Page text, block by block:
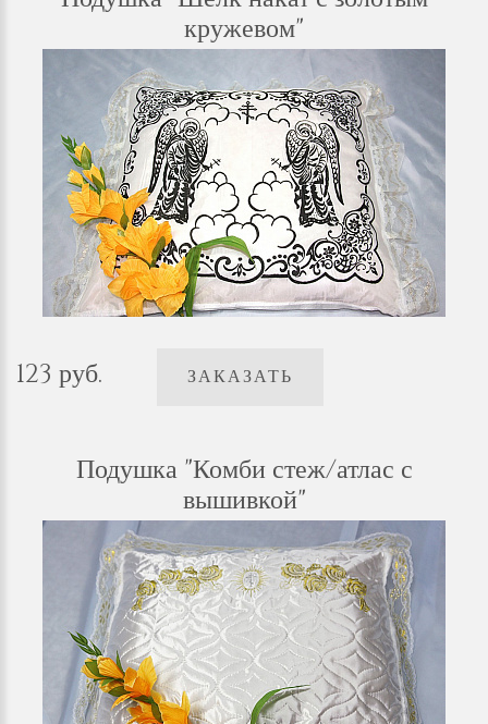
кружевом"
123 руб. ЗАКАЗАТЬ
Подушка "Комби стеж/атлас с
вышивкой"